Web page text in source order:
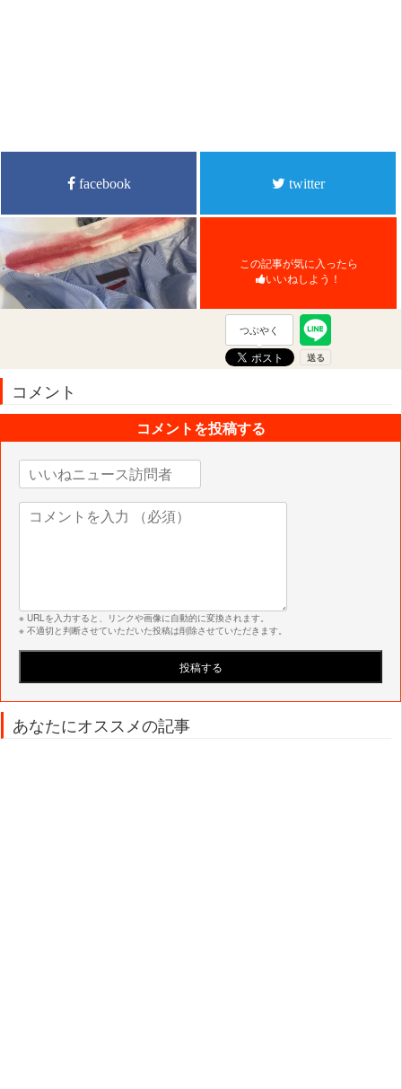
facebook twitter
この記事が気に入ったら
いいねしよう！
つぶやく
コメント
コメントを投稿する
※ URLを入力すると、リンクや画像に自動的に変換されます。
※ 不適切と判断させていただいた投稿は削除させていただきます。
あなたにオススメの記事